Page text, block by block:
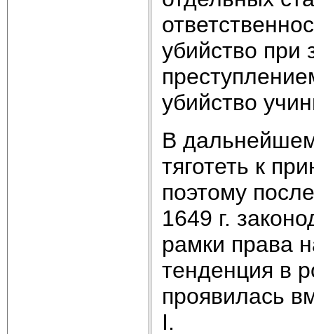
убийство
убийство
В
тяготеть к
поэтому
1649 г.
рамки права
тенденция в
проявилась
I.